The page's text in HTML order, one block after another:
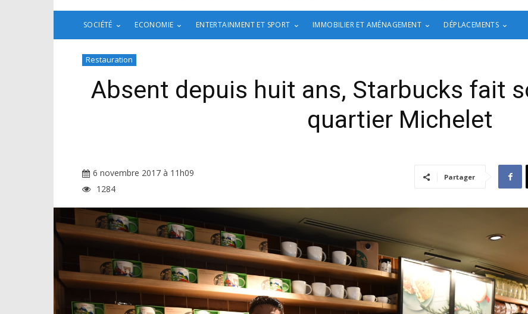
SOCIÉTÉ ECONOMIE ENTERTAINMENT ET SPORT IMMOBILIER ET AMÉNAGEMENT DÉPLACEMENTS
Restauration
Absent depuis huit ans, Starbucks fait
quartier Michelet
6 novembre 2017 à 11h09
1284
Partager